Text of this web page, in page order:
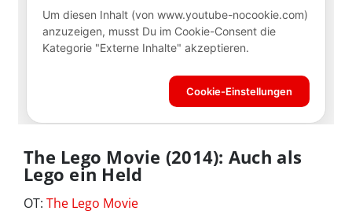
The Lego Movie (2014): Auch als
Lego ein Held
OT: The Lego Movie